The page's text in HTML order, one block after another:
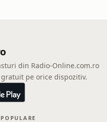
din Radio-Online.com.ro
pe orice dispozitiv.
POPULARE